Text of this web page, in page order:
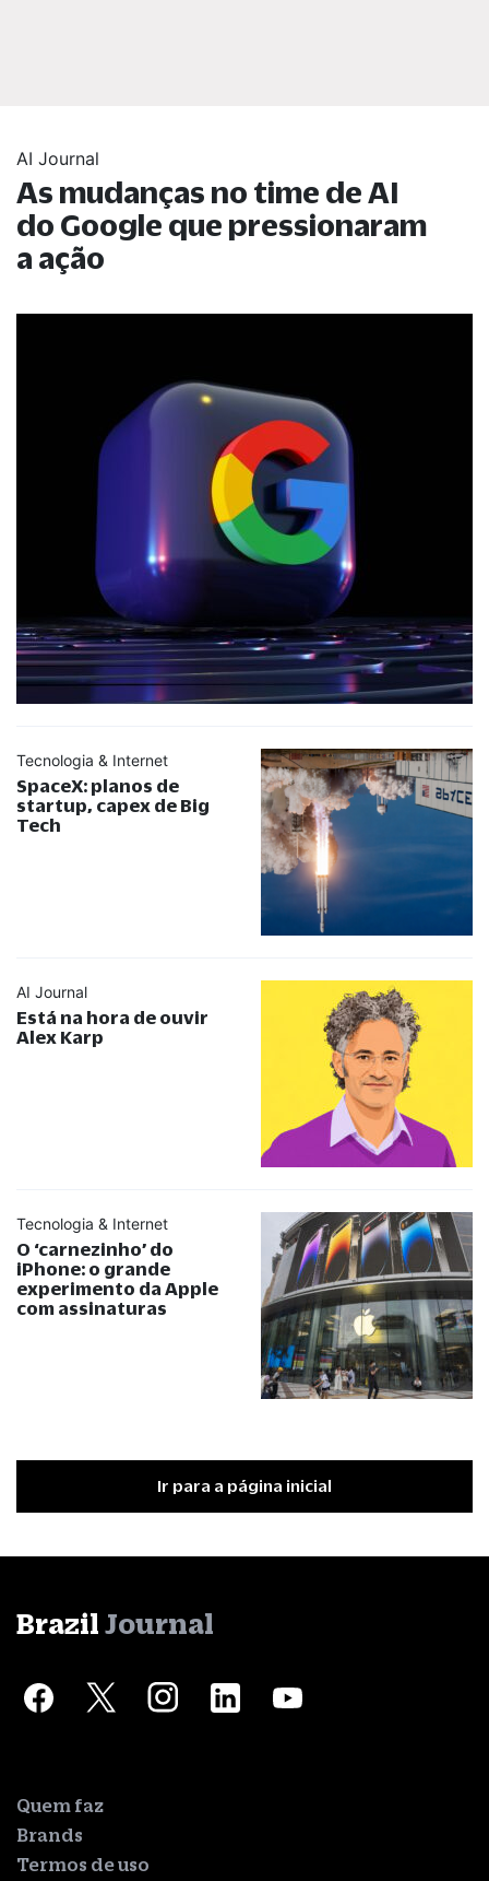
AI Journal
As mudanças no time de AI
do Google que pressionaram
a ação
Tecnologia & Internet
SpaceX: planos de
startup, capex de Big
Tech
AI Journal
Está na hora de ouvir
Alex Karp
Tecnologia & Internet
O ‘carnezinho’ do
iPhone: o grande
experimento da Apple
com assinaturas
Ir para a página inicial
Brazil Journal
Quem faz
Brands
Termos de uso